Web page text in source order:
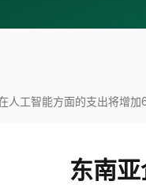
人工智能方面的支出将增加
东南